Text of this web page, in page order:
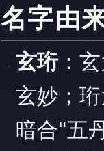
名字由
玄珩：
玄妙；
暗合"五